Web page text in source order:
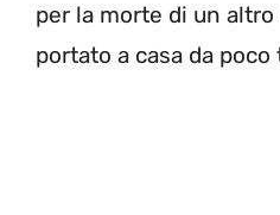
per la morte di un
portato a casa da poco